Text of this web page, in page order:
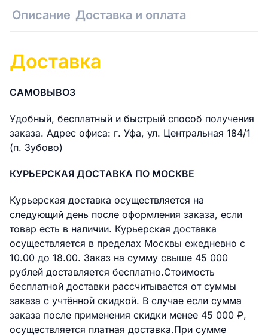
Описание Доставка и оплата
Доставка
САМОВЫВОЗ
Удобный, бесплатный и быстрый способ получения
заказа. Адрес офиса: г. Уфа, ул. Центральная 184/1
(п. Зубово)
КУРЬЕРСКАЯ ДОСТАВКА ПО МОСКВЕ
Курьерская доставка осуществляется на
следующий день после оформления заказа, если
товар есть в наличии. Курьерская доставка
осуществляется в пределах Москвы ежедневно с
10.00 до 18.00. Заказ на сумму свыше 45 000
рублей доставляется бесплатно.Стоимость
бесплатной доставки раcсчитывается от суммы
заказа с учтённой скидкой. В случае если сумма
заказа после применения скидки менее 45 000 ₽,
осуществляется платная доставка.При сумме